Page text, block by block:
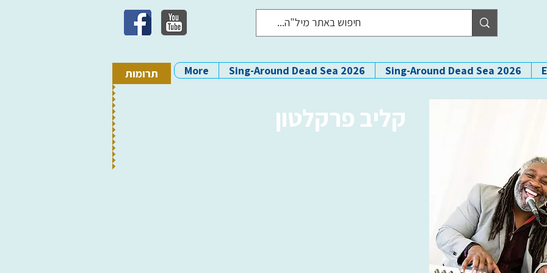
תרומות Sing-Around Dead Sea 2026
Sing-Around Dead Sea 2026
More
קליב פרקלטון